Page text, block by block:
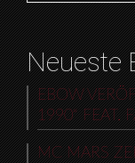
Neueste
EBOW
1990“ FEAT.
MC MARS